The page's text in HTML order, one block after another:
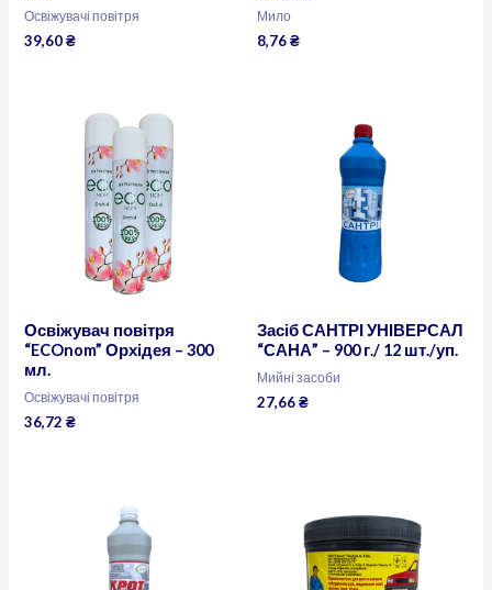
Освіжувачі повітря
39,60₴
Мило
8,76₴
Освіжувач повітря
“ECOnom” Орхідея – 300
мл.
Освіжувачі повітря
36,72₴
Засіб САНТРІ УНІВЕРСАЛ
“САНА” – 900 г./ 12 шт./уп.
Мийні засоби
27,66₴